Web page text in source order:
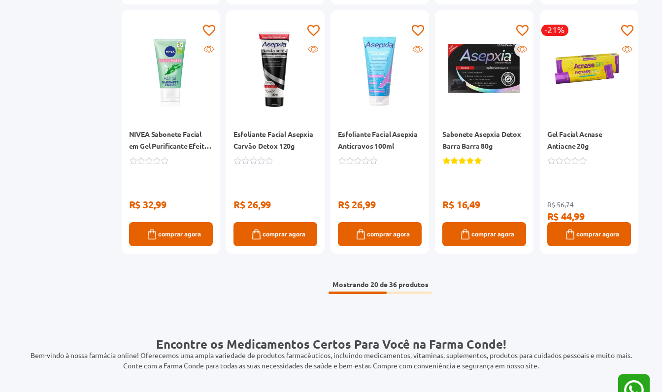
NIVEA Sabonete Facial
em Gel Purificante Efeito
Matte 150g
R$ 32,99
comprar agora
Esfoliante Facial Asepxia
Carvão Detox 120g
R$ 26,99
comprar agora
Esfoliante Facial Asepxia
Anticravos 100ml
R$ 26,99
comprar agora
Sabonete Asepxia Detox
Barra Barra 80g
R$ 16,49
comprar agora
-21%
Gel Facial Acnase
Antiacne 20g
R$ 56,74
R$ 44,99
comprar agora
Mostrando 20 de 36
Encontre os Medicamentos Certos Para Você na Farma Conde!
Bem-vindo à nossa farmácia online! Oferecemos uma ampla variedade de produtos farmacêuticos, incluindo medicamentos, vitaminas, suplementos, produtos para cuidados pessoais e muito mais.
Conte com a Farma Conde para todas as suas necessidades de saúde e bem-estar. Compre com conveniência e segurança em nosso site.